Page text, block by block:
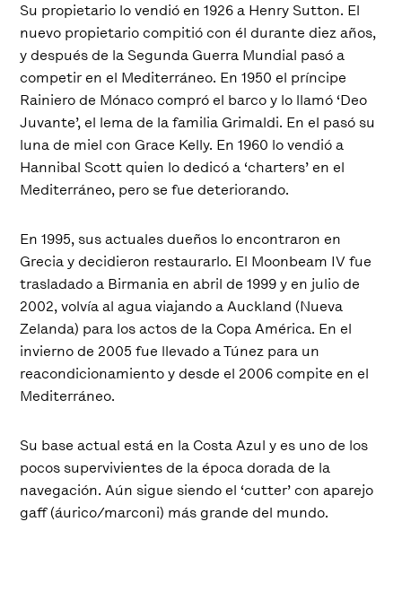
Su propietario lo vendió en 1926 a Henry Sutton. El
nuevo propietario compitió con él durante diez años,
y después de la Segunda Guerra Mundial pasó a
competir en el Mediterráneo. En 1950 el príncipe
Rainiero de Mónaco compró el barco y lo llamó ‘Deo
Juvante’, el lema de la familia Grimaldi. En el pasó su
luna de miel con Grace Kelly. En 1960 lo vendió a
Hannibal Scott quien lo dedicó a ‘charters’ en el
Mediterráneo, pero se fue deteriorando.
En 1995, sus actuales dueños lo encontraron en
Grecia y decidieron restaurarlo. El Moonbeam IV fue
trasladado a Birmania en abril de 1999 y en julio de
2002, volvía al agua viajando a Auckland (Nueva
Zelanda) para los actos de la Copa América. En el
invierno de 2005 fue llevado a Túnez para un
reacondicionamiento y desde el 2006 compite en el
Mediterráneo.
Su base actual está en la Costa Azul y es uno de los
pocos supervivientes de la época dorada de la
navegación. Aún sigue siendo el ‘cutter’ con aparejo
gaff (áurico/marconi) más grande del mundo.